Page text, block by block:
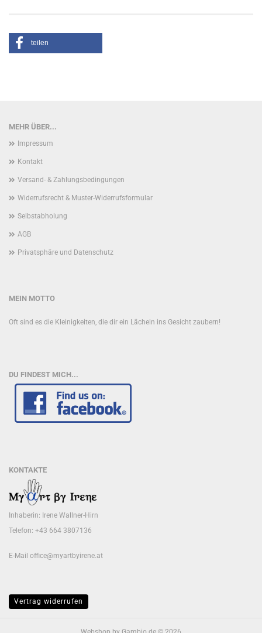
teilen
MEHR ÜBER...
Impressum
Kontakt
Versand- & Zahlungsbedingungen
Widerrufsrecht & Muster-Widerrufsformular
Selbstabholung
AGB
Privatsphäre und Datenschutz
MEIN MOTTO
Oft sind es die Kleinigkeiten, die dir ein Lächeln ins Gesicht zaubern!
DU FINDEST MICH...
KONTAKTE
Inhaberin: Irene Wallner-Hirn
Telefon: +43 664 3807136
E-Mail office@myartbyirene.at
Vertrag widerrufen